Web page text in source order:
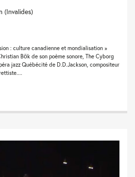
(Invalides)
: culture canadienne et mondialisation »
Bök de son poème sonore, The Cyborg
jazz Québécité de D.D.Jackson, compositeur